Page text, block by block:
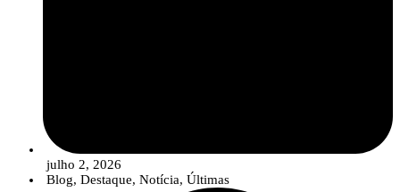
para facilitar o acesso da comunicação social a informação institucional e
promover uma comunicação mais próxima, rigorosa e acessível sobre os
desafios e a inovação na agricultura.
julho 2, 2026
Blog, Destaque, Notícia, Últimas